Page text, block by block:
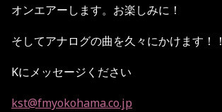
オンエアーします。お楽しみに！
そしてアナログの曲を久々にかけます！！
Kにメッセージください
kst@fmyokohama.co.jp